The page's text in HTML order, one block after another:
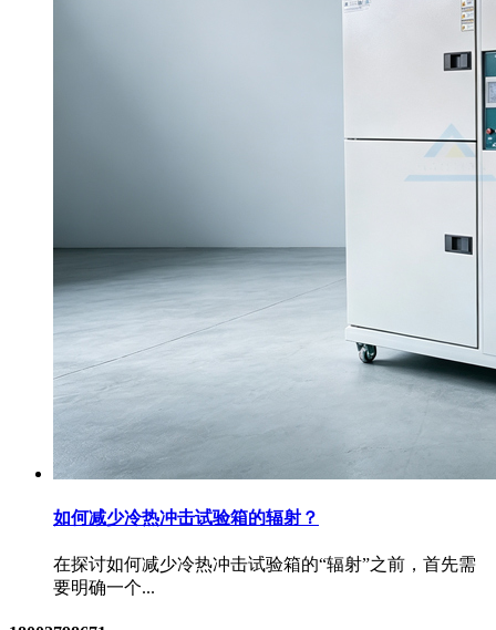
如何减少冷热冲击试验箱的辐射？
在探讨如何减少冷热冲击试验箱的“辐射”之前，首先需
要明确一个...